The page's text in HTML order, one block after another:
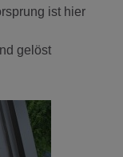
ist hier
gelöst